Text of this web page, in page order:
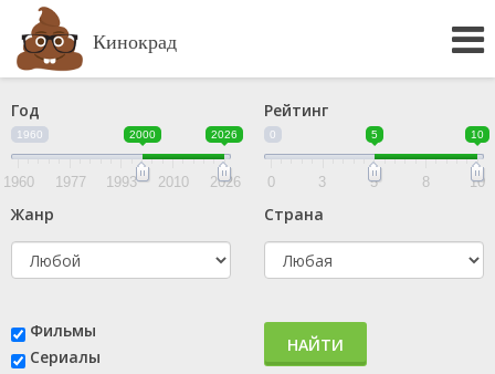
Кинокрад
Год
1960 2000 2026
1960 1977 1993 2010 2026
Рейтинг
0 5 10
0 3 5 8 10
Жанр Страна
Фильмы
Сериалы
НАЙТИ